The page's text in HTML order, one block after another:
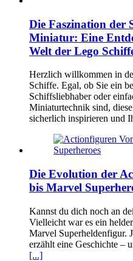
Die Faszination der
Miniatur: Eine
Welt der Lego
Herzlich willkommen in
Schiffe. Egal, ob Sie ein
Schiffsliebhaber oder
Miniaturtechnik sind,
sicherlich inspirieren und
Die Evolution der
bis Marvel
Kannst du dich noch an
Vielleicht war es ein
Marvel Superheldenfigur.
erzählt eine Geschichte –
[...]